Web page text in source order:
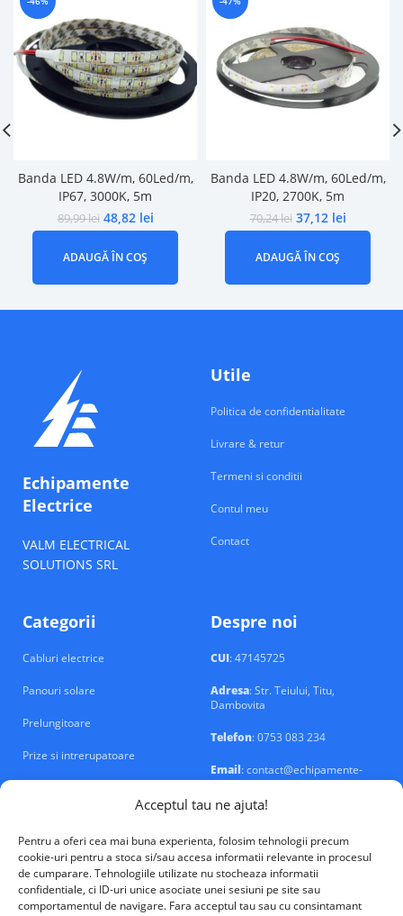
Acceptul tau ne ajuta!
Pentru a oferi cea mai buna experienta, folosim tehnologii precum
cookie-uri pentru a stoca si/sau accesa informatii relevante in procesul
de cumparare. Tehnologiile utilizate nu stocheaza informatii
confidentiale, ci ID-uri unice asociate unei sesiuni pe site sau
comportamentul de navigare. Fara acceptul tau sau cu consintamant
Banda LED 4.8W/m, 60Led/m,
IP67, 3000K, 5m
89,99lei 48,82 lei
ADAUGĂ ÎN COȘ
Banda LED 4.8W/m, 60Led/m,
IP20, 2700K, 5m
70,24lei 37,12 lei
ADAUGĂ ÎN COȘ
Echipamente
Electrice
VALM ELECTRICAL
SOLUTIONS SRL
Utile
Politica de confidentialitate
Livrare & retur
Termeni si conditii
Contul meu
Contact
Categorii
Cabluri electrice
Panouri solare
Prelungitoare
Prize si intrerupatoare
Despre noi
CUI: 47145725
Adresa: Str. Teiului, Titu,
Dambovita
Telefon: 0753 083 234
Email: contact@echipamente-
electrice.ro
VALM Electrical Solutions © 2026